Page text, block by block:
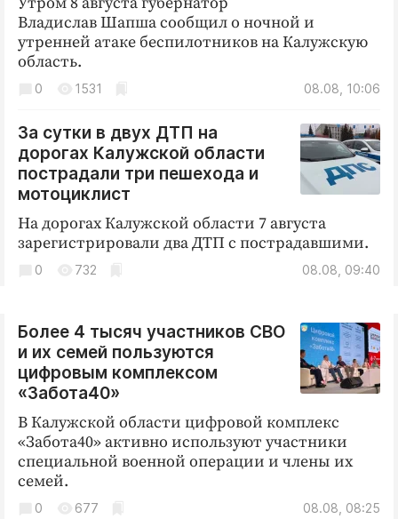
Владислав Шапша сообщил о ночной и
утренней атаке беспилотников на Калужскую
область.
08.08, 10:06
0 1531
За сутки в двух ДТП на
дорогах Калужской области
пострадали три пешехода и
мотоциклист
На дорогах Калужской области 7 августа
зарегистрировали два ДТП с пострадавшими.
08.08, 09:40
0 732
Более 4 тысяч участников СВО
и их семей пользуются
цифровым комплексом
«Забота40»
В Калужской области цифровой комплекс
«Забота40» активно используют участники
специальной военной операции и члены их
семей.
08.08, 08:25
0 677